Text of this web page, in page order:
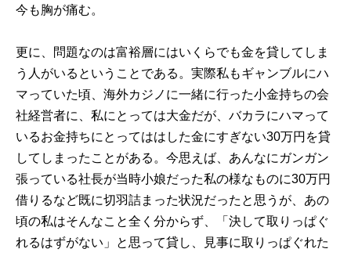
今も胸が痛む。
更に、問題なのは富裕層にはいくらでも金を貸してしま
う人がいるということである。実際私もギャンブルにハ
マっていた頃、海外カジノに一緒に行った小金持ちの会
社経営者に、私にとっては大金だが、バカラにハマって
いるお金持ちにとってははした金にすぎない30万円を貸
してしまったことがある。今思えば、あんなにガンガン
張っている社長が当時小娘だった私の様なものに30万円
借りるなど既に切羽詰まった状況だったと思うが、あの
頃の私はそんなこと全く分からず、「決して取りっぱぐ
れるはずがない」と思って貸し、見事に取りっぱぐれた